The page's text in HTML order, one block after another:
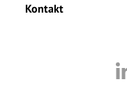
Kontakt